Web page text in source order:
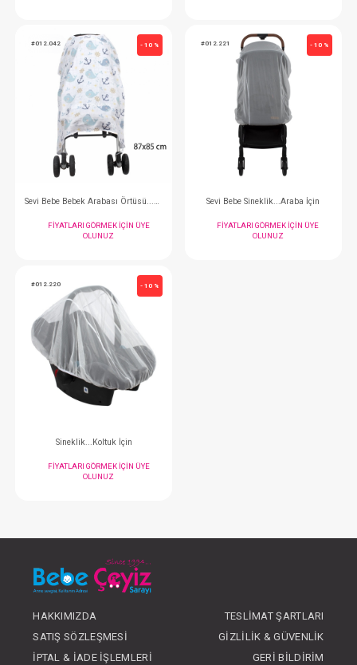
Sevi Bebe Puset ve Oto Koltuğu Minderi...Klimalı
FIYATLARI GÖRMEK IÇIN ÜYE
OLUNUZ
FIYATLARI
#012.042
FIYATLARI GÖRMEK IÇIN ÜYE
OLUNUZ
#012.221
#012.220
Sineklik...Koltuk İçin
HAKKIMIZDA
TESLIMAT ŞARTLARI
SATIŞ SÖZLEŞMESI
GIZLILIK & GÜVENLIK
İPTAL & İADE İŞLEMLERI
GERI BILDIRIM